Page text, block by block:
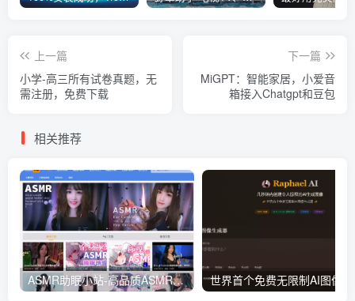
上一篇
小学-高三所有试卷真题，无
需注册，免费下载
下一篇
MiGPT：智能家居，小爱音
箱接入Chatgpt和豆包
相关推荐
ASMR助眠小站-高品质ASMR助眠视频音频在线播放网站